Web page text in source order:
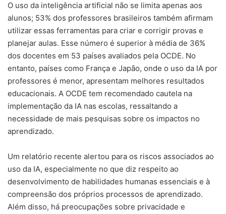
O uso da inteligência artificial não se limita apenas aos
alunos; 53% dos professores brasileiros também afirmam
utilizar essas ferramentas para criar e corrigir provas e
planejar aulas. Esse número é superior à média de 36%
dos docentes em 53 países avaliados pela OCDE. No
entanto, países como França e Japão, onde o uso da IA por
professores é menor, apresentam melhores resultados
educacionais. A OCDE tem recomendado cautela na
implementação da IA nas escolas, ressaltando a
necessidade de mais pesquisas sobre os impactos no
aprendizado.
Um relatório recente alertou para os riscos associados ao
uso da IA, especialmente no que diz respeito ao
desenvolvimento de habilidades humanas essenciais e à
compreensão dos próprios processos de aprendizado.
Além disso, há preocupações sobre privacidade e